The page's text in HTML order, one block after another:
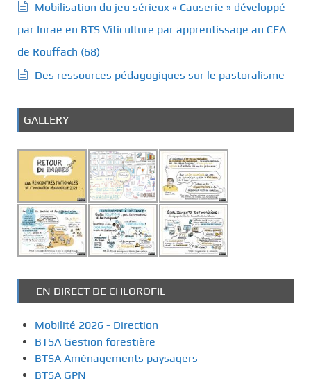
Mobilisation du jeu sérieux « Causerie » développé
par Inrae en BTS Viticulture par apprentissage au CFA
de Rouffach (68)
Des ressources pédagogiques sur le pastoralisme
GALLERY
EN DIRECT DE CHLOROFIL
Mobilité 2026 - Direction
BTSA Gestion forestière
BTSA Aménagements paysagers
BTSA GPN